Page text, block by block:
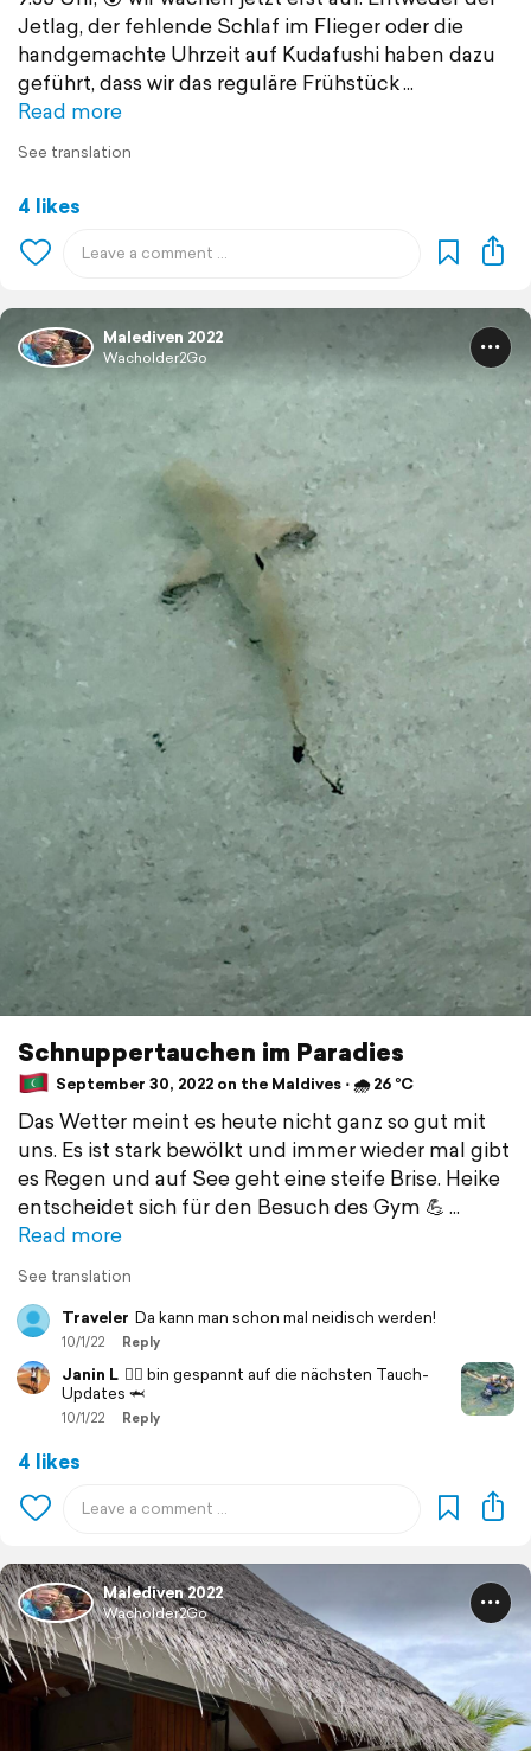
Jetlag, der fehlende Schlaf im Flieger oder die
handgemachte Uhrzeit auf Kudafushi haben dazu
geführt, dass wir das reguläre Frühstück
Read more
See translation
4 likes
Malediven 2022
Wacholder2Go
Schnuppertauchen im Paradies
September 30, 2022 on the Maldives ⋅ 🌧 26 °C
Das Wetter meint es heute nicht ganz so gut mit
uns. Es ist stark bewölkt und immer wieder mal gibt
es Regen und auf See geht eine steife Brise. Heike
entscheidet sich für den Besuch des Gym 💪
Read more
See translation
Traveler Da kann man schon mal neidisch werden!
10/1/22 Reply
Janin L 👍🏻 bin gespannt auf die nächsten Tauch-
Updates 🦈
10/1/22 Reply
4 likes
Malediven 2022
Wacholder2Go